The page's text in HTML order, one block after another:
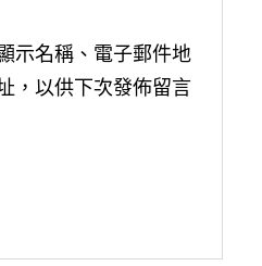
示名稱、電子郵件地
，以供下次發佈留言